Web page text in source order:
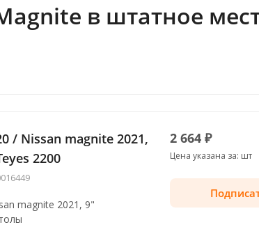
в штатное
/ Nissan magnite 2021,
2200
magnite 2021, 9"
2 664 ₽
Цена указана за: шт